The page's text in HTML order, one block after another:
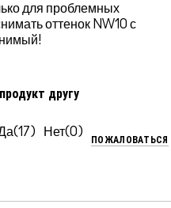
для проблемных
оттенок NW10 с
другу
17 0
ПОЖАЛОВАТЬСЯ